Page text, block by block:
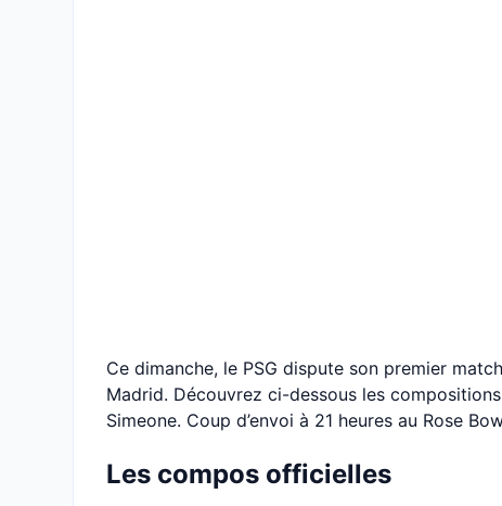
Ce dimanche, le PSG dispute son premier
Madrid. Découvrez ci-dessous les
Simeone. Coup d’envoi à 21 heures au Rose
Les compos officielles